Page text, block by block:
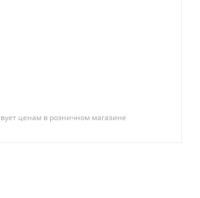
ценам в розничном магазине